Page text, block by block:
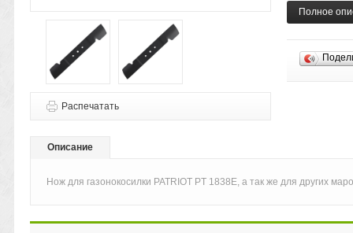
Распечатать
Полное
Описание
Нож для газонокосилки PATRIOT PT 1838E, а так же для других